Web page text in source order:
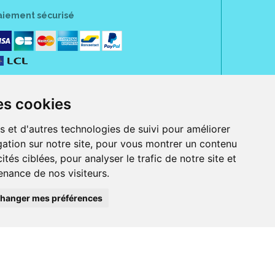
cookies
et d'autres technologies de suivi pour améliorer
sur notre site, pour vous montrer un contenu
ciblées, pour analyser le trafic de notre site et
de nos visiteurs.
mes préférences
sécurisé
Jeanne d' Harcourt, 80300 Albert.
ordonnance.
et iPod touch), ou sur Google Play (pour Androïd 5.0 ou version
Bancontact, PayPal.